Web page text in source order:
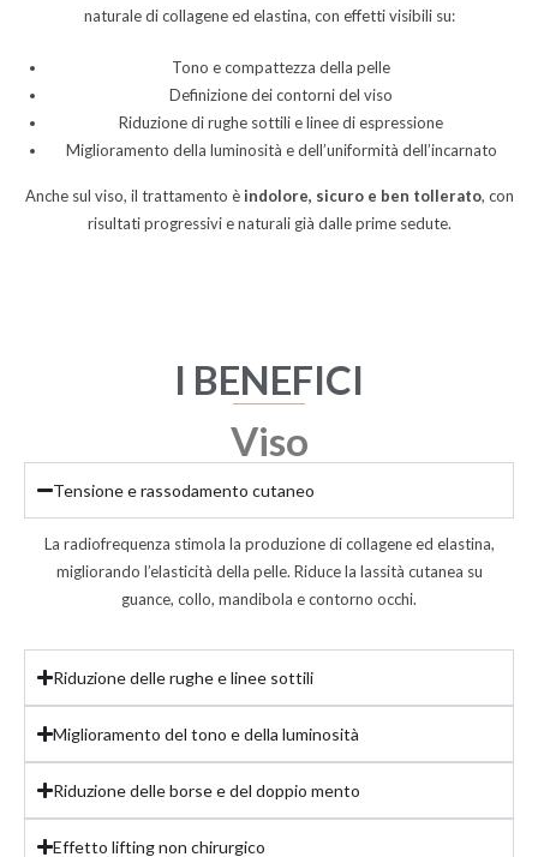
naturale di collagene ed elastina, con effetti visibili su:
Tono e compattezza della pelle
Definizione dei contorni del viso
Riduzione di rughe sottili e linee di espressione
Miglioramento della luminosità e dell’uniformità dell’incarnato
Anche sul viso, il trattamento è indolore, sicuro e ben tollerato, con
risultati progressivi e naturali già dalle prime sedute.
I BENEFICI
Viso
Tensione e rassodamento cutaneo
La radiofrequenza stimola la produzione di collagene ed elastina,
migliorando l’elasticità della pelle. Riduce la lassità cutanea su
guance, collo, mandibola e contorno occhi.
Riduzione delle rughe e linee sottili
Miglioramento del tono e della luminosità
Riduzione delle borse e del doppio mento
Effetto lifting non chirurgico